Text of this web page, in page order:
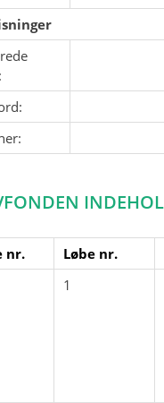
nr. Løbe nr.
1